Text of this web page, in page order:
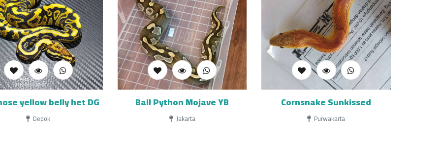
yellow belly het DG
Depok
Ball Python Mojave YB
Jakarta
Cornsnake Sunkissed
Purwakarta